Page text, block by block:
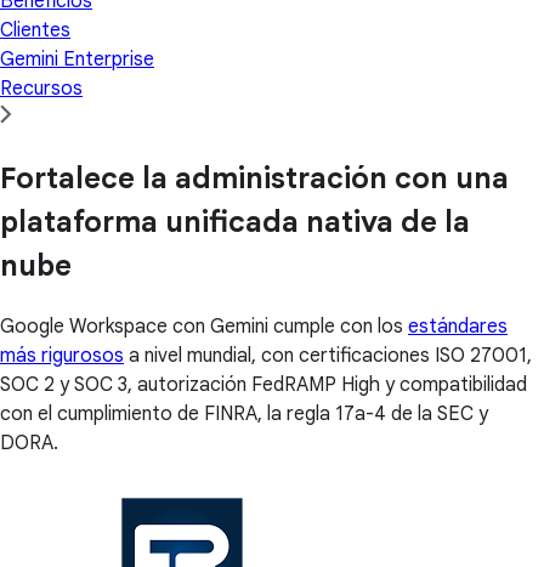
Clientes
Gemini Enterprise
Recursos
Fortalece la administración con una
plataforma unificada nativa de la
nube
Google Workspace con Gemini cumple con los estándares
más rigurosos a nivel mundial, con certificaciones ISO 27001,
SOC 2 y SOC 3, autorización FedRAMP High y compatibilidad
con el cumplimiento de FINRA, la regla 17a-4 de la SEC y
DORA.